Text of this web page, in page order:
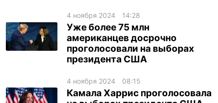
архив
gambling
4 ноября 2024 14:28
Уже более 75 млн
американцев досрочно
проголосовали на выборах
президента США
4 ноября 2024 08:15
Камала Харрис проголосовала